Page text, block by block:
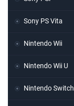
Sony PS Vita
Nintendo Wii
Nintendo Wii U
Nintendo Switch